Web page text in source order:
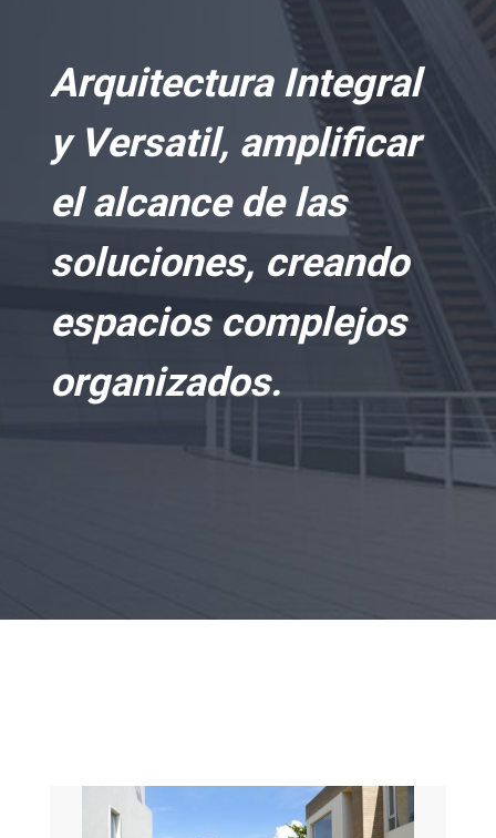
Arquitectura Integral
y Versatil, amplificar
el alcance de las
soluciones, creando
espacios complejos
organizados.